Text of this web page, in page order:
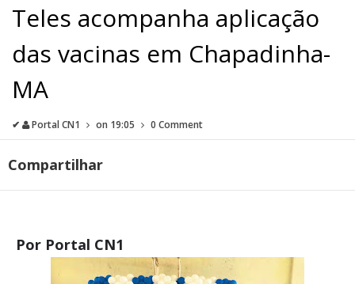
Teles acompanha aplicação
das vacinas em Chapadinha-
MA
✔ Portal CN1 on 19:05 0 Comment
Compartilhar
Por Portal CN1